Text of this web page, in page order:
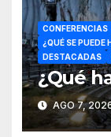
CONFERENCIAS
¿QUÉ SE PUEDE
DESTACADAS
¿Qué
AGO 7,